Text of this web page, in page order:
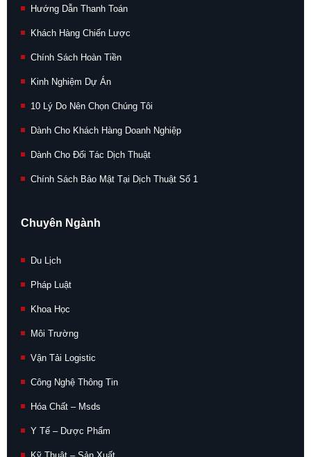
Hướng Dẫn Thanh Toán
Khách Hàng Chiến Lược
Chính Sách Hoàn Tiền
Kinh Nghiệm Dự Án
10 Lý Do Nên Chọn Chúng Tôi
Dành Cho Khách Hàng Doanh Nghiệp
Dành Cho Đối Tác Dịch Thuật
Chính Sách Bảo Mật Tại Dịch Thuật Số 1
Chuyên Ngành
Du Lịch
Pháp Luật
Khoa Học
Môi Trường
Vận Tải Logistic
Công Nghệ Thông Tin
Hóa Chất – Msds
Y Tế – Dược Phẩm